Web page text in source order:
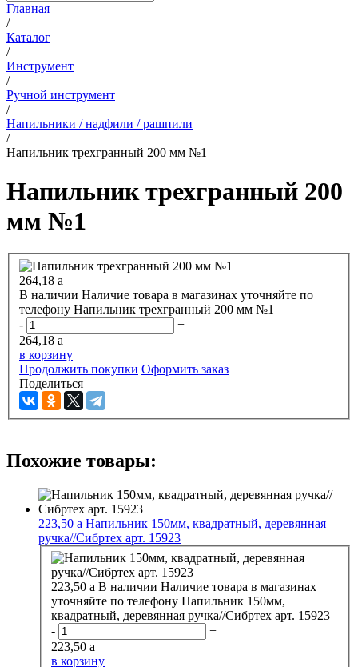
Главная
/
Каталог
/
Инструмент
/
Ручной инструмент
/
Напильники / надфили / рашпили
/
Напильник трехгранный 200 мм №1
Напильник трехгранный 200
мм №1
264,18 a
В наличии Наличие товара в магазинах уточняйте по
телефону Напильник трехгранный 200 мм №1
-
+
264,18 a
в корзину
Продолжить покупки Оформить заказ
Поделиться
Похожие товары:
223,50 a Напильник 150мм, квадратный, деревянная
ручка//Сибртех арт. 15923
223,50 a В наличии Наличие товара в магазинах
уточняйте по телефону Напильник 150мм,
квадратный, деревянная ручка//Сибртех арт. 15923
-
+
223,50 a
в корзину